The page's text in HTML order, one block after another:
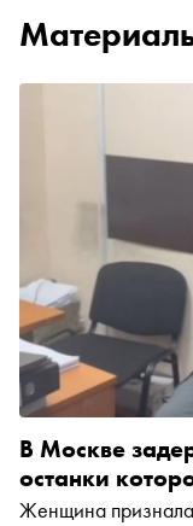
В Москве
останки
Женщина